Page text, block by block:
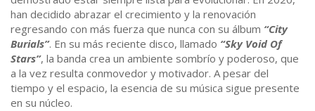
han decidido abrazar el crecimiento y la renovación
regresando con más fuerza que nunca con su álbum “City
Burials”. En su más reciente disco, llamado “Sky Void Of
Stars”, la banda crea un ambiente sombrío y poderoso, que
a la vez resulta conmovedor y motivador. A pesar del
tiempo y el espacio, la esencia de su música sigue presente
en su núcleo.